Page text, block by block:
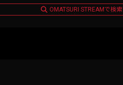
OMATSURI STREAMで検索